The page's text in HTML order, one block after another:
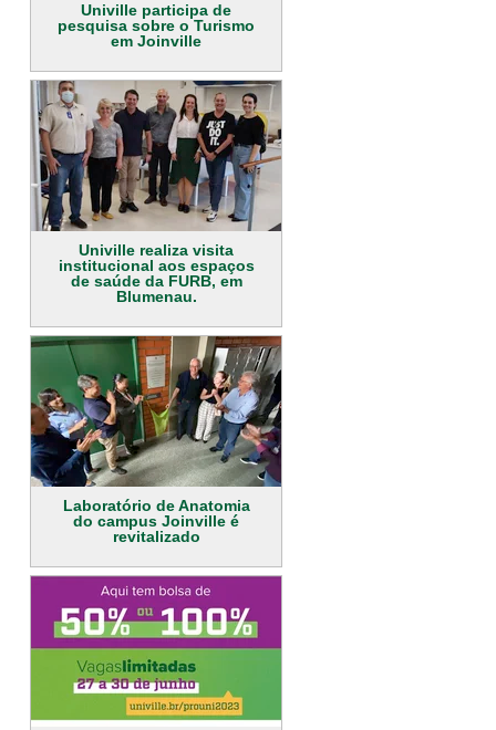
Univille participa de
pesquisa sobre o Turismo
em Joinville
Univille realiza visita
institucional aos espaços
de saúde da FURB, em
Blumenau.
Laboratório de Anatomia
do campus Joinville é
revitalizado